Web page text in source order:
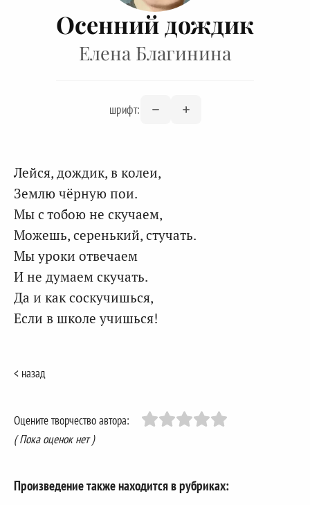
Осенний дождик
Елена Благинина
шрифт:
Лейся, дождик, в колеи,
Землю чёрную пои.
Мы с тобою не скучаем,
Можешь, серенький, стучать.
Мы уроки отвечаем
И не думаем скучать.
Да и как соскучишься,
Если в школе учишься!
< назад
Оцените творчество автора:
( Пока оценок нет )
Произведение также находится в рубриках: